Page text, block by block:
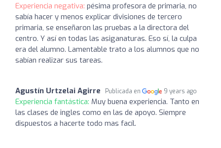
Experiencia negativa: pésima profesora de primaria, no
sabía hacer y menos explicar divisiones de tercero
primaria, se enseñaron las pruebas a la directora del
centro. Y así en todas las asiganaturas. Eso sí, la culpa
era del alumno. Lamentable trato a los alumnos que no
sabían realizar sus tareas.
Agustín Urtzelai Agirre Publicada en 9 years ago
Experiencia fantástica: Muy buena experiencia. Tanto en
las clases de ingles como en las de apoyo. Siempre
dispuestos a hacerte todo mas facíl.